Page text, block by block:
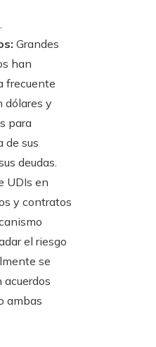
Grandes
han
frecuente
dólares y
para
de sus
deudas.
UDIs en
y contratos
el riesgo
se
ambas